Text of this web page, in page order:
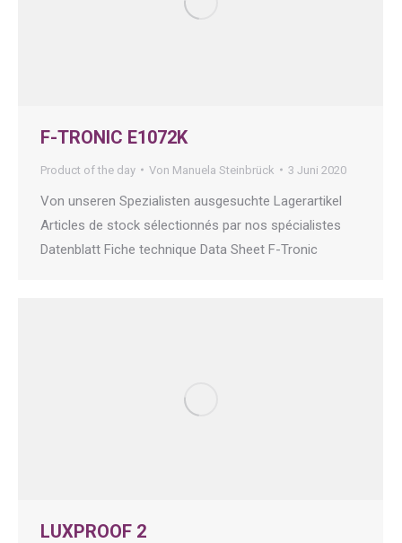
F-TRONIC E1072K
Product of the day Von Manuela Steinbrück 3 Juni 2020
Von unseren Spezialisten ausgesuchte Lagerartikel
Articles de stock sélectionnés par nos spécialistes
Datenblatt Fiche technique Data Sheet F-Tronic
LUXPROOF 2